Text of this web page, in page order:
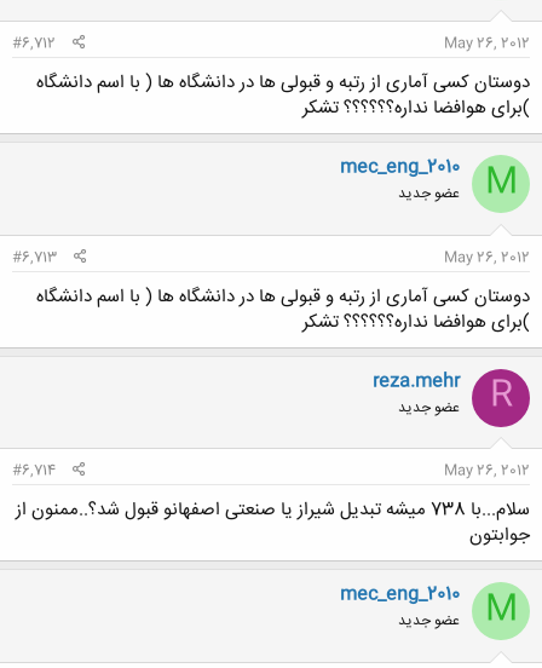
May 26, 2012
#6,712
دوستان کسی آماری از رتبه و قبولی ها در دانشگاه ها ( با اسم دانشگاه
)برای هوافضا نداره؟؟؟؟؟؟ تشکر
M
mec_eng_2010
عضو جدید
May 26, 2012
#6,713
دوستان کسی آماری از رتبه و قبولی ها در دانشگاه ها ( با اسم دانشگاه
)برای هوافضا نداره؟؟؟؟؟؟ تشکر
R
reza.mehr
عضو جدید
May 26, 2012
#6,714
سلام...با 738 میشه تبدیل شیراز یا صنعتی اصفهانو قبول شد؟..ممنون از
جوابتون
M
mec_eng_2010
عضو جدید